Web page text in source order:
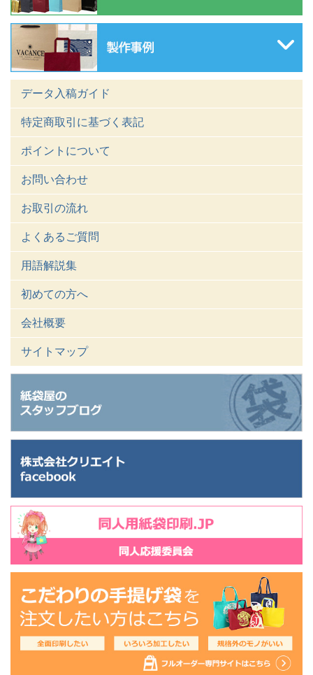
データ入稿ガイド
特定商取引に基づく表記
ポイントについて
お問い合わせ
お取引の流れ
よくあるご質問
用語解説集
初めての方へ
会社概要
サイトマップ